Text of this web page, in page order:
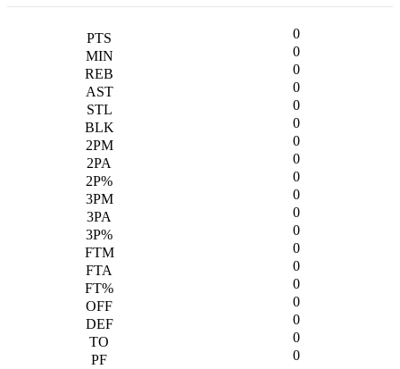
0
0
0
0
0
0
0
0
0
0
0
0
0
0
0
0
0
0
0